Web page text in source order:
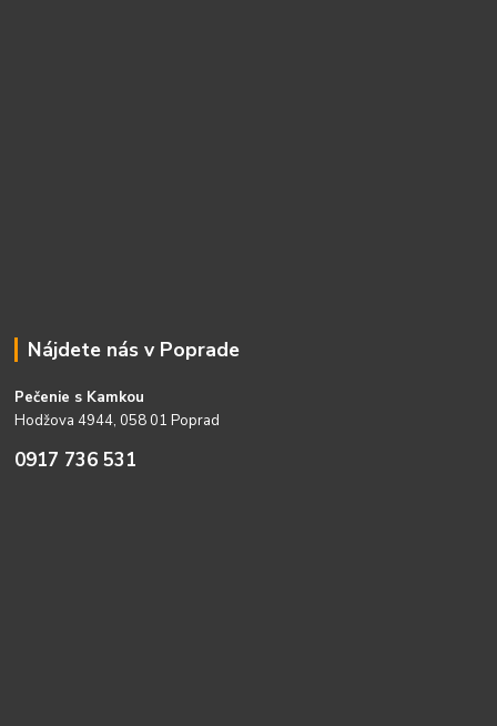
Nájdete nás v Poprade
Pečenie s Kamkou
Hodžova 4944, 058 01 Poprad
0917 736 531